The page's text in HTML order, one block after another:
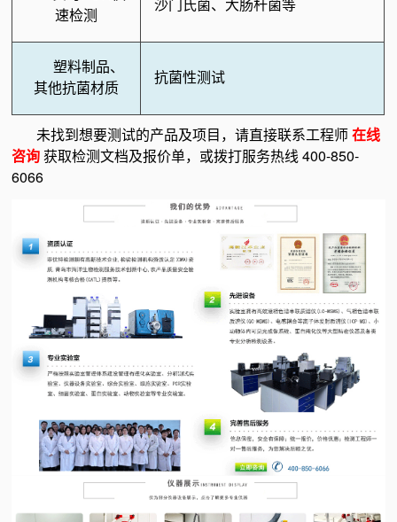
速检测
塑料制品、
其他抗菌材质
抗菌性测试
未找到想要测试的产品及项目，请直接联系工程师在线
咨询获取检测文档及报价单，或拨打服务热线 400-850-
6066